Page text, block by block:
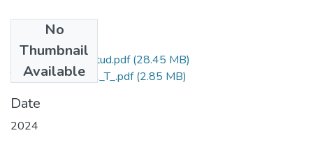
No
Thumbnail
Available
Grado de Similitud.pdf(28.45 MB)
T036_29699182_T_.pdf(2.85 MB)
Date
2024